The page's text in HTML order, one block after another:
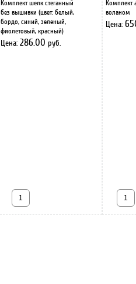
Комплект шелк стеганный
без вышивки (цвет: белый,
бордо, синий, зеленый,
фиолетовый, красный)
Цена: 286.00 руб.
Комплект
воланом
Цена: